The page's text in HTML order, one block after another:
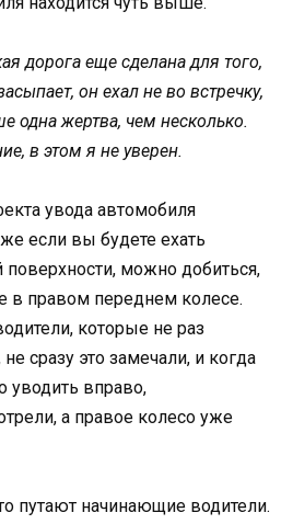
дорога еще сделана для того,
он ехал не во встречку,
одна жертва, чем несколько.
в этом я не уверен.
увода автомобиля
если вы будете ехать
можно добиться,
в правом переднем колесе.
которые не раз
сразу это замечали, и когда
уводить вправо,
а правое колесо уже
путают начинающие водители.